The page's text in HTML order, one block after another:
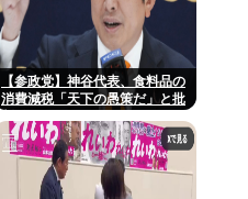
【参政党】神谷代表、食料品の
消費減税「天下の愚策だ」と批